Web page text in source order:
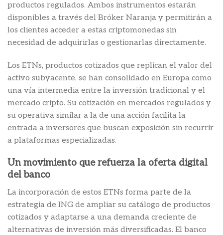
productos regulados. Ambos instrumentos estarán
disponibles a través del Bróker Naranja y permitirán a
los clientes acceder a estas criptomonedas sin
necesidad de adquirirlas o gestionarlas directamente.
Los ETNs, productos cotizados que replican el valor del
activo subyacente, se han consolidado en Europa como
una vía intermedia entre la inversión tradicional y el
mercado cripto. Su cotización en mercados regulados y
su operativa similar a la de una acción facilita la
entrada a inversores que buscan exposición sin recurrir
a plataformas especializadas.
Un movimiento que refuerza la oferta digital
del banco
La incorporación de estos ETNs forma parte de la
estrategia de ING de ampliar su catálogo de productos
cotizados y adaptarse a una demanda creciente de
alternativas de inversión más diversificadas. El banco